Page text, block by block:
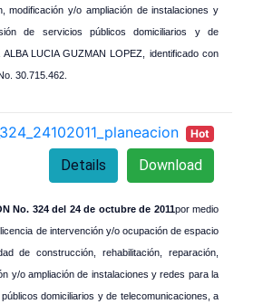
modificación y/o ampliación de instalaciones y
de servicios públicos domiciliarios y de
LUCIA GUZMAN LOPEZ, identificado con
30.715.462.
Hot
Download
Details
No. 324 del 24 de octubre de 2011por medio
de intervención y/o ocupación de espacio
de construcción, rehabilitación, reparación,
y/o ampliación de instalaciones y redes para la
domiciliarios y de telecomunicaciones, a